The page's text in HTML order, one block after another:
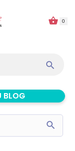
0
BLOG